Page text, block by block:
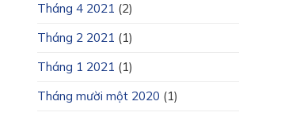
Tháng 4 2021 (2)
Tháng 2 2021 (1)
Tháng 1 2021 (1)
Tháng mười một 2020 (1)